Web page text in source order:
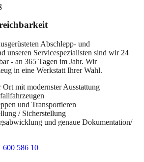
Abschlepp- und
unseren Servicespezialisten sind wir 24
- an 365 Tagen im Jahr. Wir
in eine Werkstatt Ihrer Wahl.
Ort mit modernster Ausstattung
und Transportieren
/ Sicherstellung
und genaue Dokumentation/
600 586 10